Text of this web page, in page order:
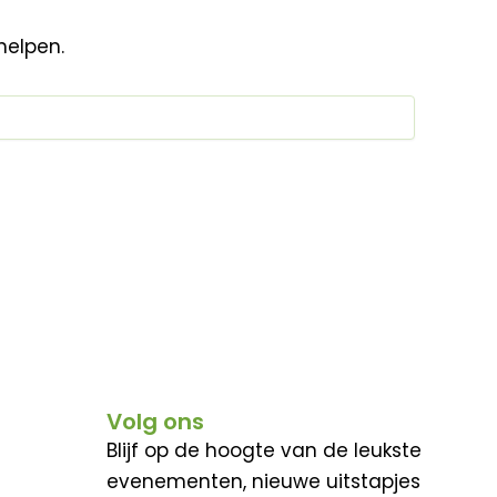
Volg ons
Blijf op de hoogte van de leukste
evenementen, nieuwe uitstapjes